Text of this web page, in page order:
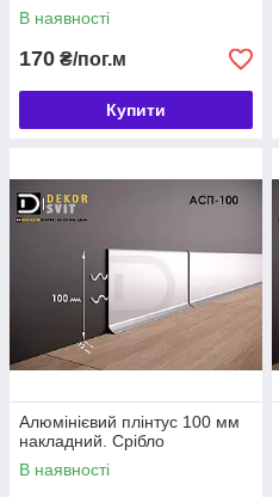
В наявності
170 ₴/пог.м
Купити
Алюмінієвий плінтус 100 мм
накладний. Срібло
В наявності